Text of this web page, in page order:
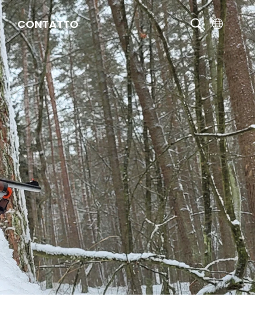
CONTATTO
English
čeština
Deutsch
Français
Italiano
Português
Brasil
Русский
slovenský